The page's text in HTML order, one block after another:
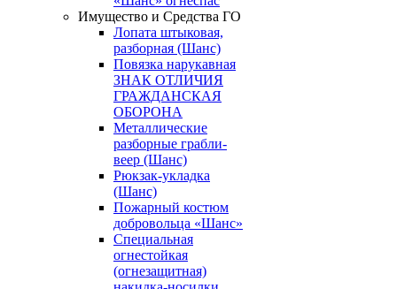
Имущество и Средства ГО
Лопата штыковая,
разборная (Шанс)
Повязка нарукавная
ЗНАК ОТЛИЧИЯ
ГРАЖДАНСКАЯ
ОБОРОНА
Металлические
разборные грабли-
веер (Шанс)
Рюкзак-укладка
(Шанс)
Пожарный костюм
добровольца «Шанс»
Специальная
огнестойкая
(огнезащитная)